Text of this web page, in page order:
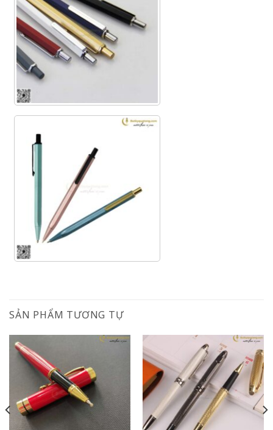
SẢN PHẨM TƯƠNG TỰ